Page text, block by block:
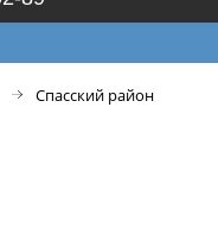
Спасский район